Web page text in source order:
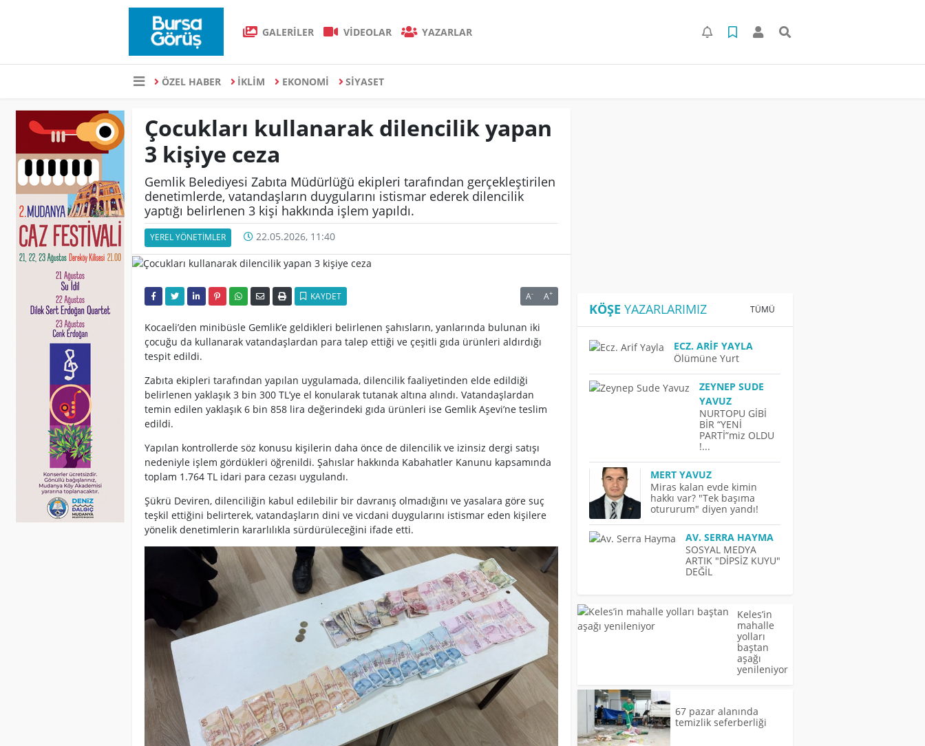
GALERİLER VİDEOLAR YAZARLAR
ÖZEL HABER İKLİM EKONOMİ SİYASET
Çocukları kullanarak dilencilik yapan
3 kişiye ceza
Gemlik Belediyesi Zabıta Müdürlüğü ekipleri tarafından gerçekleştirilen
denetimlerde, vatandaşların duygularını istismar ederek dilencilik
yaptığı belirlenen 3 kişi hakkında işlem yapıldı.
YEREL YÖNETİMLER 22.05.2026, 11:40
KAYDET A- A+
Kocaeli’den minibüsle Gemlik’e geldikleri belirlenen şahısların, yanlarında bulunan iki
çocuğu da kullanarak vatandaşlardan para talep ettiği ve çeşitli gıda ürünleri aldırdığı
tespit edildi.
Zabıta ekipleri tarafından yapılan uygulamada, dilencilik faaliyetinden elde edildiği
belirlenen yaklaşık 3 bin 300 TL’ye el konularak tutanak altına alındı. Vatandaşlardan
temin edilen yaklaşık 6 bin 858 lira değerindeki gıda ürünleri ise Gemlik Aşevi’ne teslim
edildi.
Yapılan kontrollerde söz konusu kişilerin daha önce de dilencilik ve izinsiz dergi satışı
nedeniyle işlem gördükleri öğrenildi. Şahıslar hakkında Kabahatler Kanunu kapsamında
toplam 1.764 TL idari para cezası uygulandı.
Şükrü Deviren, dilenciliğin kabul edilebilir bir davranış olmadığını ve yasalara göre suç
teşkil ettiğini belirterek, vatandaşların dini ve vicdani duygularını istismar eden kişilere
yönelik denetimlerin kararlılıkla sürdürüleceğini ifade etti.
KÖŞE YAZARLARIMIZ TÜMÜ
ECZ. ARIF YAYLA
Ölümüne Yurt
ZEYNEP SUDE
YAVUZ
NURTOPU GİBİ
BİR “YENİ
PARTİ”miz OLDU
!...
MERT YAVUZ
Miras kalan evde kimin
hakkı var? "Tek başıma
otururum" diyen yandı!
AV. SERRA HAYMA
SOSYAL MEDYA
ARTIK "DİPSİZ KUYU"
DEĞİL
Keles’in
mahalle
yolları
baştan
aşağı
yenileniyor
67 pazar alanında
temizlik seferberliği